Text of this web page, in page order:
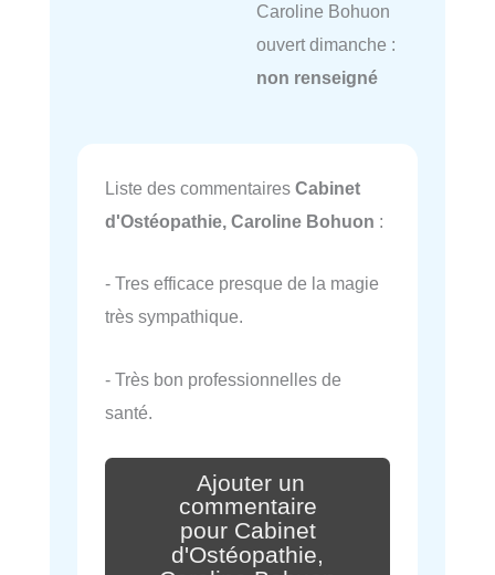
Caroline Bohuon
ouvert dimanche :
non renseigné
Liste des commentaires Cabinet
d'Ostéopathie, Caroline Bohuon :
- Tres efficace presque de la magie
très sympathique.
- Très bon professionnelles de
santé.
Ajouter un
commentaire
pour Cabinet
d'Ostéopathie,